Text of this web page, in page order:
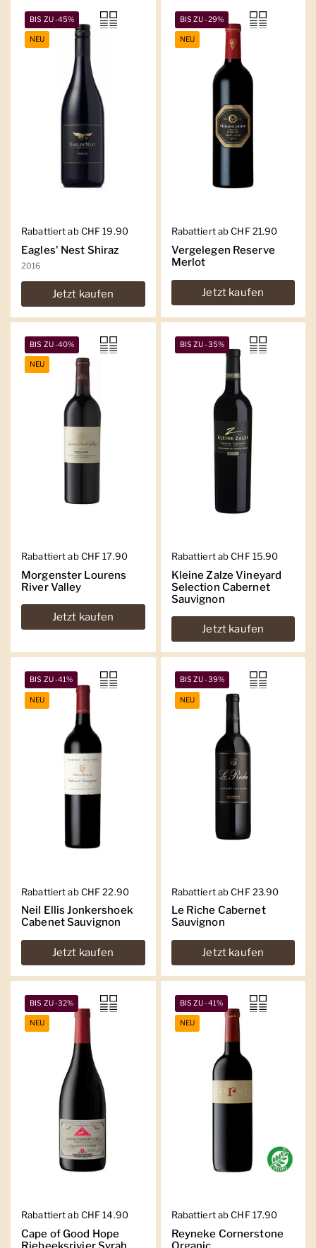
Regulärer Preis
Rabattiert ab CHF 19.90
Eagles' Nest Shiraz
2016
Jetzt kaufen
BIS ZU -45%
NEU
Regulärer Preis
Rabattiert ab CHF 21.90
Vergelegen Reserve
Merlot
Jetzt kaufen
BIS ZU -29%
NEU
Regulärer Preis
Rabattiert ab CHF 17.90
Morgenster Lourens
River Valley
Jetzt kaufen
BIS ZU -40%
NEU
Regulärer Preis
Rabattiert ab CHF 15.90
Kleine Zalze Vineyard
Selection Cabernet
Sauvignon
Jetzt kaufen
BIS ZU -35%
Regulärer Preis
Rabattiert ab CHF 22.90
Neil Ellis Jonkershoek
Cabenet Sauvignon
Jetzt kaufen
BIS ZU -41%
NEU
Regulärer Preis
Rabattiert ab CHF 23.90
Le Riche Cabernet
Sauvignon
Jetzt kaufen
BIS ZU -39%
NEU
Regulärer Preis
Rabattiert ab CHF 14.90
Cape of Good Hope
BIS ZU -32%
NEU
Regulärer Preis
Rabattiert ab CHF 17.90
Reyneke Cornerstone
BIS ZU -41%
NEU